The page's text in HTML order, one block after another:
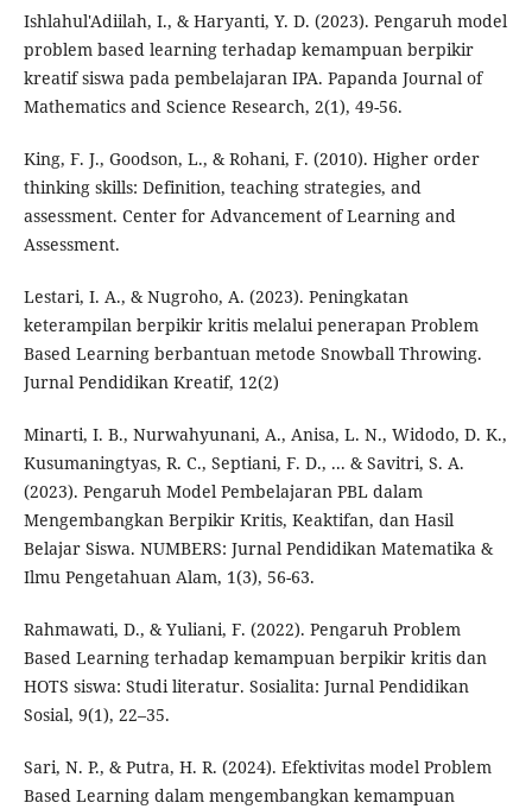
Ishlahul'Adiilah, I., & Haryanti, Y. D. (2023). Pengaruh model
problem based learning terhadap kemampuan berpikir
kreatif siswa pada pembelajaran IPA. Papanda Journal of
Mathematics and Science Research, 2(1), 49-56.
King, F. J., Goodson, L., & Rohani, F. (2010). Higher order
thinking skills: Definition, teaching strategies, and
assessment. Center for Advancement of Learning and
Assessment.
Lestari, I. A., & Nugroho, A. (2023). Peningkatan
keterampilan berpikir kritis melalui penerapan Problem
Based Learning berbantuan metode Snowball Throwing.
Jurnal Pendidikan Kreatif, 12(2)
Minarti, I. B., Nurwahyunani, A., Anisa, L. N., Widodo, D. K.,
Kusumaningtyas, R. C., Septiani, F. D., ... & Savitri, S. A.
(2023). Pengaruh Model Pembelajaran PBL dalam
Mengembangkan Berpikir Kritis, Keaktifan, dan Hasil
Belajar Siswa. NUMBERS: Jurnal Pendidikan Matematika &
Ilmu Pengetahuan Alam, 1(3), 56-63.
Rahmawati, D., & Yuliani, F. (2022). Pengaruh Problem
Based Learning terhadap kemampuan berpikir kritis dan
HOTS siswa: Studi literatur. Sosialita: Jurnal Pendidikan
Sosial, 9(1), 22–35.
Sari, N. P., & Putra, H. R. (2024). Efektivitas model Problem
Based Learning dalam mengembangkan kemampuan